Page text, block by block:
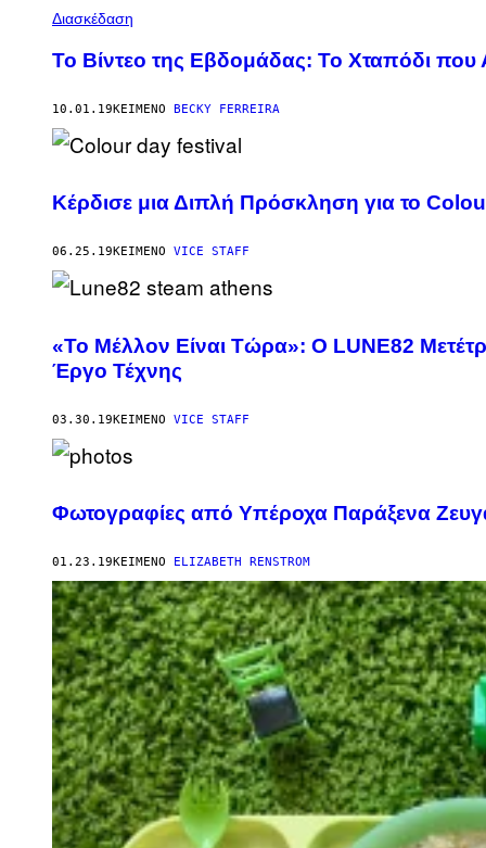
Διασκέδαση
Το Βίντεο της Εβδομάδας: Το Χταπόδι
10.01.19ΚΕΊΜΕΝΟ BECKY FERREIRA
Κέρδισε μια Διπλή Πρόσκληση για το
06.25.19ΚΕΊΜΕΝΟ VICE STAFF
«Το Μέλλον Είναι Τώρα»: Ο LUNE82
Έργο Τέχνης
03.30.19ΚΕΊΜΕΝΟ VICE STAFF
Φωτογραφίες από Υπέροχα Παράξενα
01.23.19ΚΕΊΜΕΝΟ ELIZABETH RENSTROM